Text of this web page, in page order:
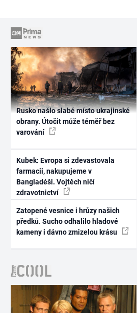
Rusko našlo slabé místo ukrajinské
obrany. Útočit může téměř bez
varování
Kubek: Evropa si zdevastovala
farmacii, nakupujeme v
Bangladéši. Vojtěch ničí
zdravotnictví
Zatopené vesnice i hrůzy našich
předků. Sucho odhalilo hladové
kameny i dávno zmizelou krásu